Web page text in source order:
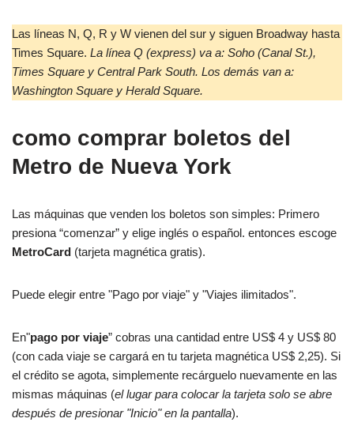
Las líneas N, Q, R y W vienen del sur y siguen Broadway hasta
Times Square. La línea Q (express) va a: Soho (Canal St.),
Times Square y Central Park South. Los demás van a:
Washington Square y Herald Square.
como comprar boletos del
Metro de Nueva York
Las máquinas que venden los boletos son simples: Primero
presiona “comenzar” y elige inglés o español. entonces escoge
MetroCard (tarjeta magnética gratis).
Puede elegir entre "Pago por viaje" y "Viajes ilimitados".
En"pago por viaje” cobras una cantidad entre US$ 4 y US$ 80
(con cada viaje se cargará en tu tarjeta magnética US$ 2,25). Si
el crédito se agota, simplemente recárguelo nuevamente en las
mismas máquinas (el lugar para colocar la tarjeta solo se abre
después de presionar "Inicio" en la pantalla).